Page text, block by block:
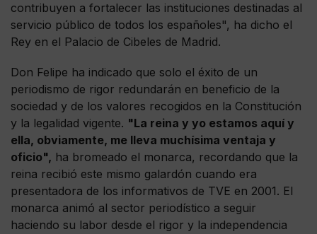
contribuyen a fortalecer las instituciones destinadas al
servicio público de todos los españoles", ha dicho el
Rey en el Palacio de Cibeles de Madrid.
Don Felipe ha indicado que solo el éxito de un
periodismo de rigor redundarán en beneficio de la
sociedad y de los valores recogidos en la Constitución
y la legalidad vigente. "La reina y yo estamos aquí y
ella, obviamente, me lleva muchísima ventaja y
oficio", ha bromeado el monarca, recordando que la
reina recibió este mismo galardón cuando era
presentadora de los informativos de TVE en 2001. El
monarca animó al sector periodístico a seguir
haciendo su labor desde el rigor y la independencia